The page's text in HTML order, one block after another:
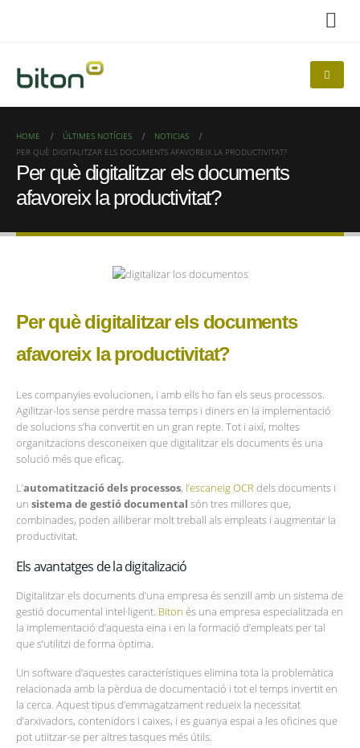
HOME ÚLTIMES NOTÍCIES
NOTICIAS
PER QUÈ DIGITALITZAR ELS DOCUMENTS AFAVOREIX LA PRODUCTIVITAT?
Per què digitalitzar els documents
afavoreix la productivitat?
Per què digitalitzar els documents
afavoreix la productivitat?
Les companyies evolucionen, i amb ells ho fan els seus processos.
Agilitzar-los sense perdre massa temps i diners en la implementació
de solucions s’ha convertit en un gran repte. Tot i així, moltes
organitzacions desconeixen que digitalitzar els documents és una
solució més que eficaç.
L’automatització dels processos, l’escaneig OCRdels documents i
un sistema de gestió documental són tres millores que,
combinades, poden alliberar molt treball als empleats i augmentar la
productivitat.
Els avantatges de la digitalizació
Digitalitzar els documents d’una empresa és senzill amb un sistema de
gestió documental intel·ligent. Biton és una empresa especialitzada en
la implementació d’aquesta eina i en la formació d’empleats per tal
que s’utilitzi de forma òptima.
Un software d’aquestes característiques elimina tota la problemàtica
relacionada amb la pèrdua de documentació i tot el temps invertit en
la cerca. Aquest tipus d’emmagatzament redueix la necessitat
d’arxivadors, contenidors i caixes, i es guanya espai a les oficines que
pot utiitzar-se per altres tasques més útils.